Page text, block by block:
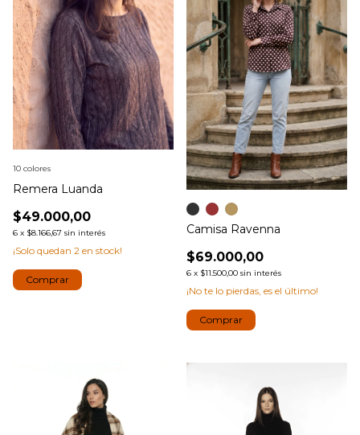
Remera Luanda
$49.000,00
6 x $8.166,67 sin interés
¡Solo quedan 2 en stock!
10 colores
Comprar
Camisa Ravenna
$69.000,00
6 x $11.500,00 sin interés
¡No te lo pierdas, es el último!
Comprar